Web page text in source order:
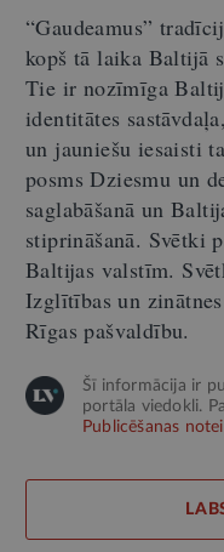
“Gaudeamus”
kopš tā laika Baltijā
Tie ir nozīmīga
identitātes
un jauniešu iesaisti
posms Dziesmu un
saglabāšanā un
stiprināšanā. Svētki
Baltijas valstīm.
Izglītības un
Rīgas pašvaldību.
Šī informācija ir
portāla viedokli.
Publicēšanas